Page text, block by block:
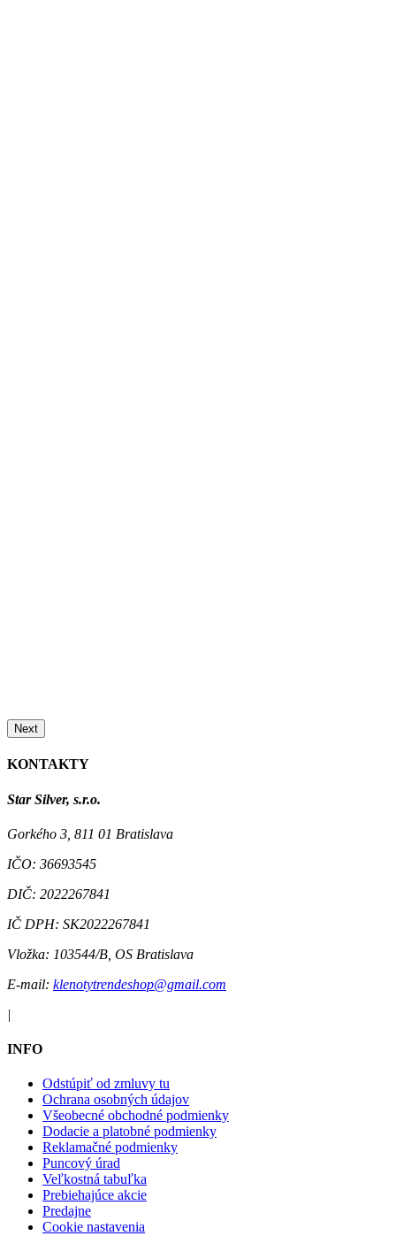
Next
KONTAKTY
Star Silver, s.r.o.
Gorkého 3, 811 01 Bratislava
IČO: 36693545
DIČ: 2022267841
IČ DPH: SK2022267841
Vložka: 103544/B, OS Bratislava
E-mail: klenotytrendeshop@gmail.com
|
INFO
Odstúpiť od zmluvy tu
Ochrana osobných údajov
Všeobecné obchodné podmienky
Dodacie a platobné podmienky
Reklamačné podmienky
Puncový úrad
Veľkostná tabuľka
Prebiehajúce akcie
Predajne
Cookie nastavenia